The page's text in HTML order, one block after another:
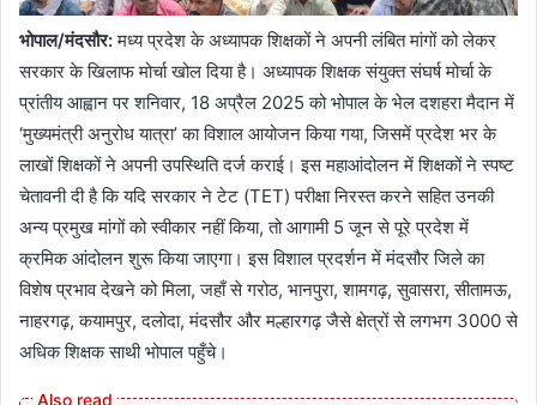
भोपाल/मंदसौर:मध्य प्रदेश के अध्यापक शिक्षकों ने अपनी लंबित मांगों को लेकर
सरकार के खिलाफ मोर्चा खोल दिया है। अध्यापक शिक्षक संयुक्त संघर्ष मोर्चा के
प्रांतीय आह्वान पर शनिवार, 18 अप्रैल 2025 को भोपाल के भेल दशहरा मैदान में
‘मुख्यमंत्री अनुरोध यात्रा’ का विशाल आयोजन किया गया, जिसमें प्रदेश भर के
लाखों शिक्षकों ने अपनी उपस्थिति दर्ज कराई। इस महाआंदोलन में शिक्षकों ने स्पष्ट
चेतावनी दी है कि यदि सरकार ने टेट (TET) परीक्षा निरस्त करने सहित उनकी
अन्य प्रमुख मांगों को स्वीकार नहीं किया, तो आगामी 5 जून से पूरे प्रदेश में
क्रमिक आंदोलन शुरू किया जाएगा। इस विशाल प्रदर्शन में मंदसौर जिले का
विशेष प्रभाव देखने को मिला, जहाँ से गरोठ, भानपुरा, शामगढ़, सुवासरा, सीतामऊ,
नाहरगढ़, कयामपुर, दलोदा, मंदसौर और मल्हारगढ़ जैसे क्षेत्रों से लगभग 3000 से
अधिक शिक्षक साथी भोपाल पहुँचे।